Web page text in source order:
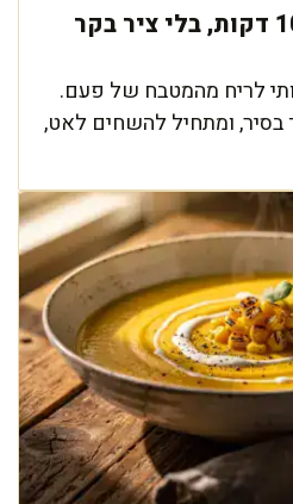
מרק בצל משגע ב-10 דקות, בלי ציר בקר
לריח מהמטבח של פעם.
ומתחיל להשחים לאט,